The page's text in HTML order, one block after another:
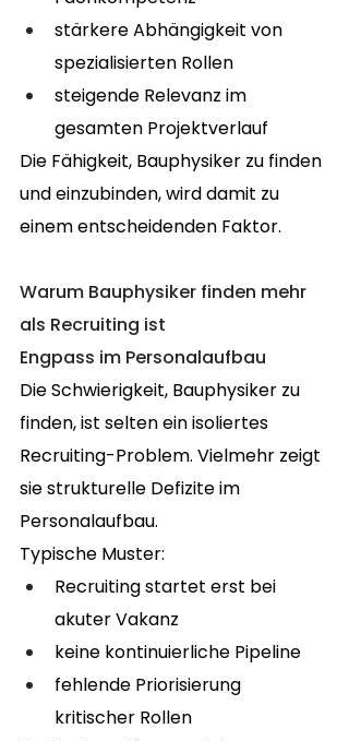
stärkere Abhängigkeit von
spezialisierten Rollen
steigende Relevanz im
gesamten Projektverlauf
Die Fähigkeit, Bauphysiker zu finden
und einzubinden, wird damit zu
einem entscheidenden Faktor.
Warum Bauphysiker finden mehr
als Recruiting ist
Engpass im Personalaufbau
Die Schwierigkeit, Bauphysiker zu
finden, ist selten ein isoliertes
Recruiting-Problem. Vielmehr zeigt
sie strukturelle Defizite im
Personalaufbau.
Typische Muster:
Recruiting startet erst bei
akuter Vakanz
keine kontinuierliche Pipeline
fehlende Priorisierung
kritischer Rollen